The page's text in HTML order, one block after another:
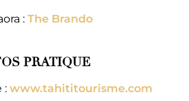
: The Brando
PRATIQUE
: www.tahititourisme.com